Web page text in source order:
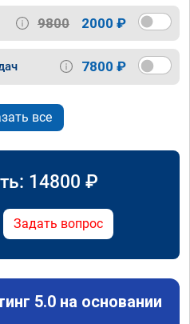
9800 2000 ₽
7800 ₽
все
14800 ₽
Задать вопрос
5.0 на основании